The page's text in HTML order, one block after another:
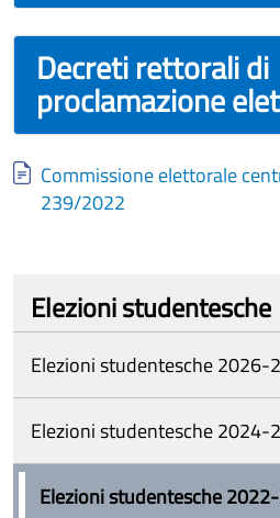
Decreti rettorali di
proclamazione
Document
Commissione elettorale
239/2022
Elezioni studentesche
Elezioni studentesche 2026-
Elezioni studentesche 2024-
Elezioni studentesche